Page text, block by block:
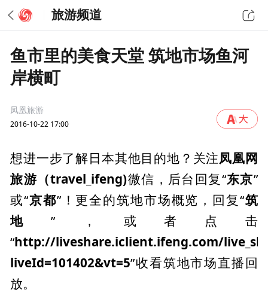
旅游频道
鱼市里的美食天堂 筑地市场鱼河
岸横町
凤凰旅游
2016-10-22 17:00
想进一步了解日本其他目的地？关注凤凰网
旅游（travel_ifeng)微信 ，后台回复“东京”
或“京都”！更全的筑地市场概览，回复“筑
地 ”，或者点击
“http://liveshare.iclient.ifeng.com/
liveId=101402&vt=5”收看筑地市场直播回
放。